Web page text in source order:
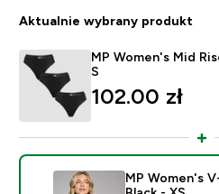
Aktualnie wybrany produkt
MP Women's Mid
S
102.00 zł‎
MP Women's